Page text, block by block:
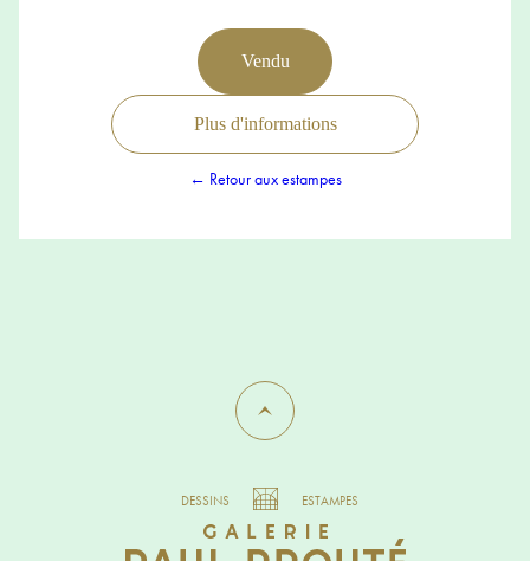
Vendu
Plus d'informations
← Retour aux estampes
DESSINS ESTAMPES